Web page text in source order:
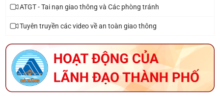
NGHỆ VIỆT NAM NĂM 2026
ĐẢNG (GIẢI BÚA LIỀM VÀNG) THÀNH PHỐ ĐÀ NẴNG
NĂM 2026
THÔNG BÁO VỀ VIỆC TUYỂN DỤNG LAO ĐỘNG HỢP
ATGT - Tai nạn giao thông và Các phòng tránh
Tuyên truyền các video về an toàn giao thông